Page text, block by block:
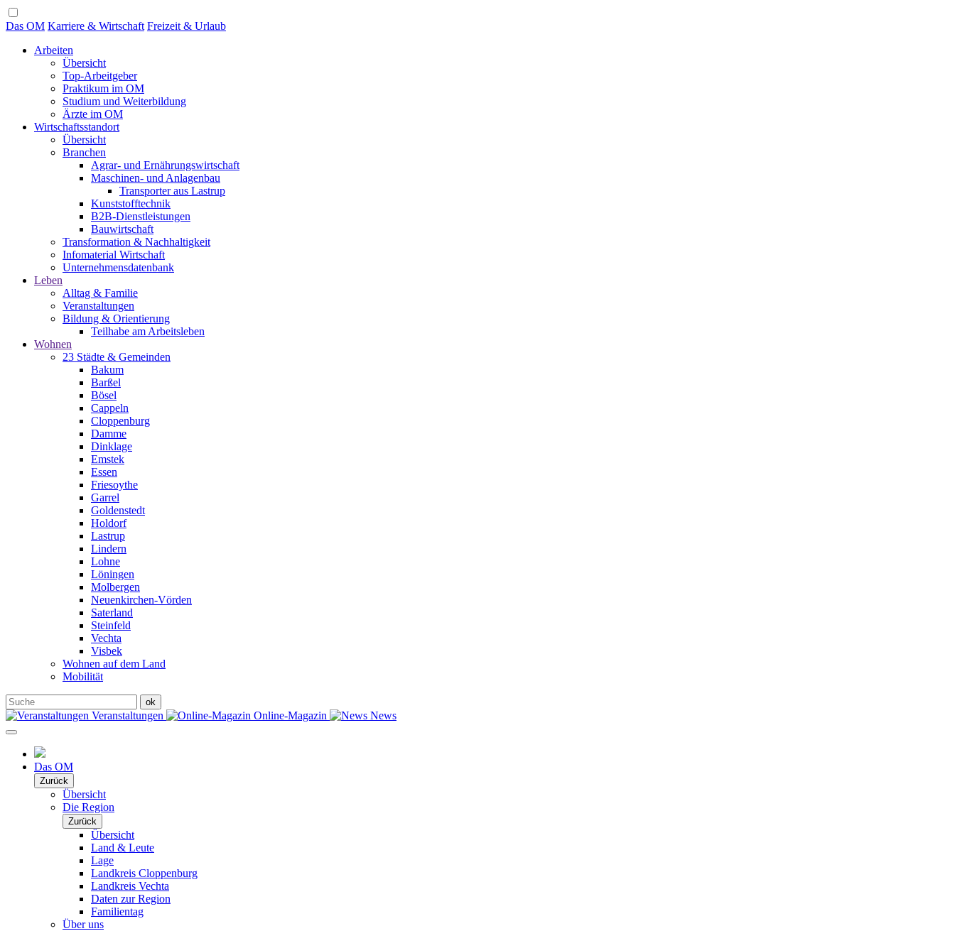
Das OM Karriere & Wirtschaft Freizeit & Urlaub
Arbeiten
Übersicht
Top-Arbeitgeber
Praktikum im OM
Studium und Weiterbildung
Ärzte im OM
Wirtschaftsstandort
Übersicht
Branchen
Agrar- und Ernährungswirtschaft
Maschinen- und Anlagenbau
Transporter aus Lastrup
Kunststofftechnik
B2B-Dienstleistungen
Bauwirtschaft
Transformation & Nachhaltigkeit
Infomaterial Wirtschaft
Unternehmensdatenbank
Leben
Alltag & Familie
Veranstaltungen
Bildung & Orientierung
Teilhabe am Arbeitsleben
Wohnen
23 Städte & Gemeinden
Bakum
Barßel
Bösel
Cappeln
Cloppenburg
Damme
Dinklage
Emstek
Essen
Friesoythe
Garrel
Goldenstedt
Holdorf
Lastrup
Lindern
Lohne
Löningen
Molbergen
Neuenkirchen-Vörden
Saterland
Steinfeld
Vechta
Visbek
Wohnen auf dem Land
Mobilität
Veranstaltungen Online-Magazin News
Das OM
Zurück
Übersicht
Die Region
Zurück
Übersicht
Land & Leute
Lage
Landkreis Cloppenburg
Landkreis Vechta
Daten zur Region
Familientag
Über uns